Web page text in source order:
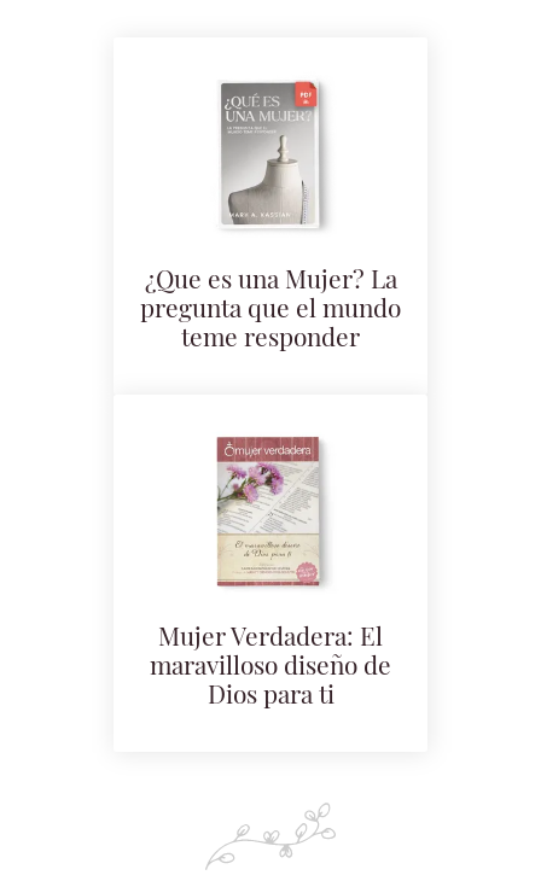
¿Que es una Mujer? La
pregunta que el mundo
teme responder
Mujer Verdadera: El
maravilloso diseño de
Dios para ti